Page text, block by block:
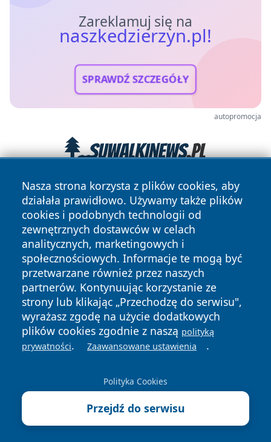
Zareklamuj się na
naszkedzierzyn.pl!
SPRAWDŹ SZCZEGÓŁY
autopromocja
Nasza strona korzysta z plików cookies, aby
działała prawidłowo. Używamy także plików
cookies i podobnych technologii od
zewnętrznych dostawców w celach
analitycznych, marketingowych i
społecznościowych. Informacje te mogą być
przetwarzane również przez naszych
partnerów. Kontynuując korzystanie ze
strony lub klikając „Przechodzę do serwisu",
wyrażasz zgodę na użycie dodatkowych
plików cookies zgodnie z naszą polityką
prywatności. Zaawansowane ustawienia .
Polityka Cookies
Przejdź do serwisu
Copyright © 2026 naszkedzierzyn.pl Wszystkie prawa
zastrzeżone.
News Autorzy
Polityka
Prywatności
Polityka
Cookies